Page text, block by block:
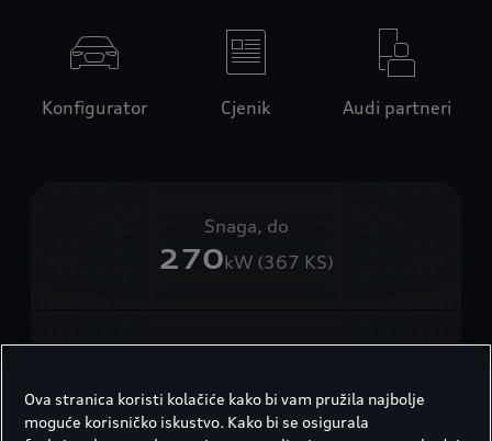
Konfigurator Cjenik Audi partneri
Snaga, do
270kW (367 KS)
4,5 sek.
Ova stranica koristi kolačiće kako bi vam pružila najbolje
moguće korisničko iskustvo. Kako bi se osigurala